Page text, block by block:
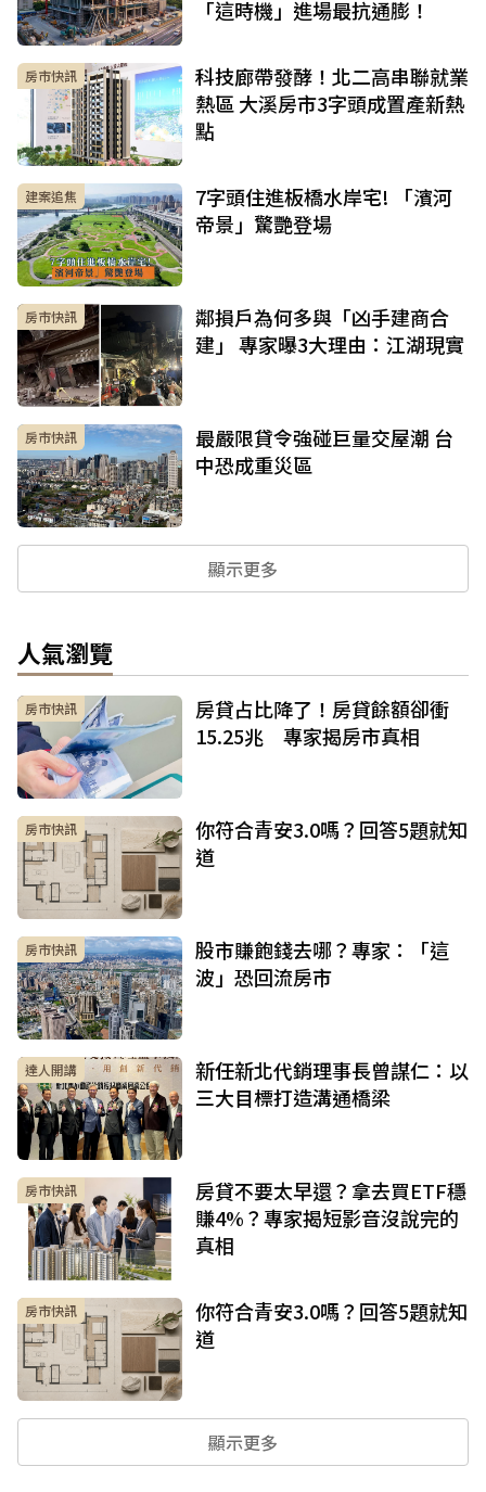
「這時機」進場最抗通膨！
房市快訊
科技廊帶發酵！北二高串聯就業
熱區 大溪房市3字頭成置產新熱
點
建案追焦
7字頭住進板橋水岸宅! 「濱河
帝景」驚艷登場
房市快訊
鄰損戶為何多與「凶手建商合
建」 專家曝3大理由：江湖現實
房市快訊
最嚴限貸令強碰巨量交屋潮 台
中恐成重災區
顯示更多
人氣瀏覽
房市快訊
房貸占比降了！房貸餘額卻衝
15.25兆 專家揭房市真相
房市快訊
你符合青安3.0嗎？回答5題就知
道
房市快訊
股市賺飽錢去哪？專家：「這
波」恐回流房市
達人開講
新任新北代銷理事長曾謀仁：以
三大目標打造溝通橋梁
房市快訊
房貸不要太早還？拿去買ETF穩
賺4%？專家揭短影音沒說完的
真相
房市快訊
你符合青安3.0嗎？回答5題就知
道
顯示更多